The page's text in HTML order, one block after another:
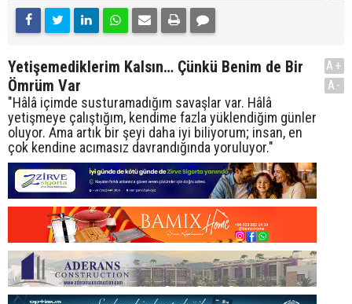
Yetişemediklerim Kalsın… Çünkü Benim de Bir
Ömrüm Var
"Hâlâ içimde susturamadığım savaşlar var. Hâlâ
yetişmeye çalıştığım, kendime fazla yüklendiğim günler
oluyor. Ama artık bir şeyi daha iyi biliyorum; insan, en
çok kendine acımasız davrandığında yoruluyor."
A+
A-